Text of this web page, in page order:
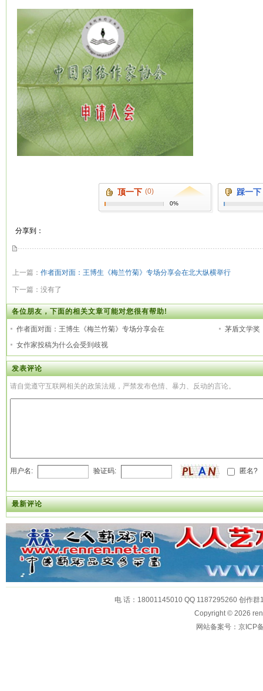
顶一下 (0)
0%
踩一下
分享到：
上一篇： 作者面对面：王博生《梅兰竹菊》专场分享会在北大纵横举行
下一篇：没有了
各位朋友，下面的相关文章可能对您很有帮助!
作者面对面：王博生《梅兰竹菊》专场分享会在
茅盾文学奖
女作家投稿为什么会受到歧视
发表评论
请自觉遵守互联网相关的政策法规，严禁发布色情、暴力、反动的言论。
用户名: 验证码: 匿名?
最新评论
电 话：18001145010 QQ 1187295260 创作
Copyright © 2026
网站备案号：京ICP